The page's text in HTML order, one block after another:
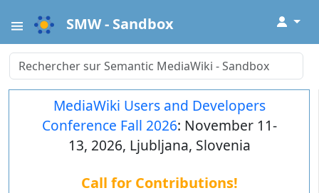
SMW - Sandbox ↓
MediaWiki Users and Developers
Conference Fall 2026: November 11-
13, 2026, Ljubljana, Slovenia
Call for Contributions!